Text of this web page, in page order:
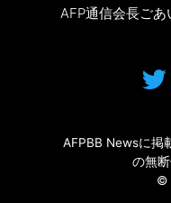
AFP通信会長ごあ
AFPBB Newsに掲
の無
©